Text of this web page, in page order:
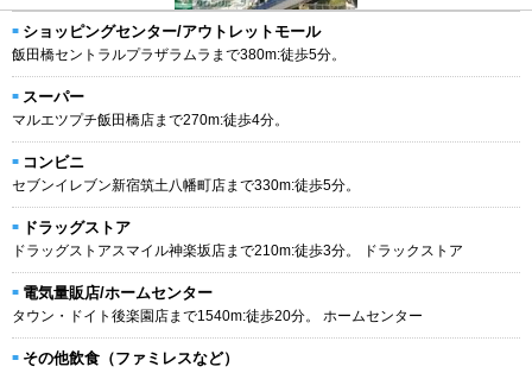
ショッピングセンター/アウトレットモール
飯田橋セントラルプラザラムラまで380m:徒歩5分。
スーパー
マルエツプチ飯田橋店まで270m:徒歩4分。
コンビニ
セブンイレブン新宿筑土八幡町店まで330m:徒歩5分。
ドラッグストア
ドラッグストアスマイル神楽坂店まで210m:徒歩3分。 ドラックストア
電気量販店/ホームセンター
タウン・ドイト後楽園店まで1540m:徒歩20分。 ホームセンター
その他飲食（ファミレスなど）